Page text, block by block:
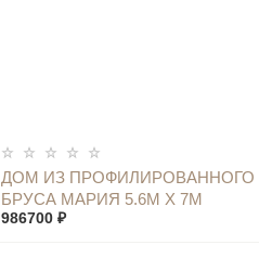
ДОМ ИЗ ПРОФИЛИРОВАННОГО
БРУСА МАРИЯ 5.6М Х 7М
986700 ₽
КУПИТЬ